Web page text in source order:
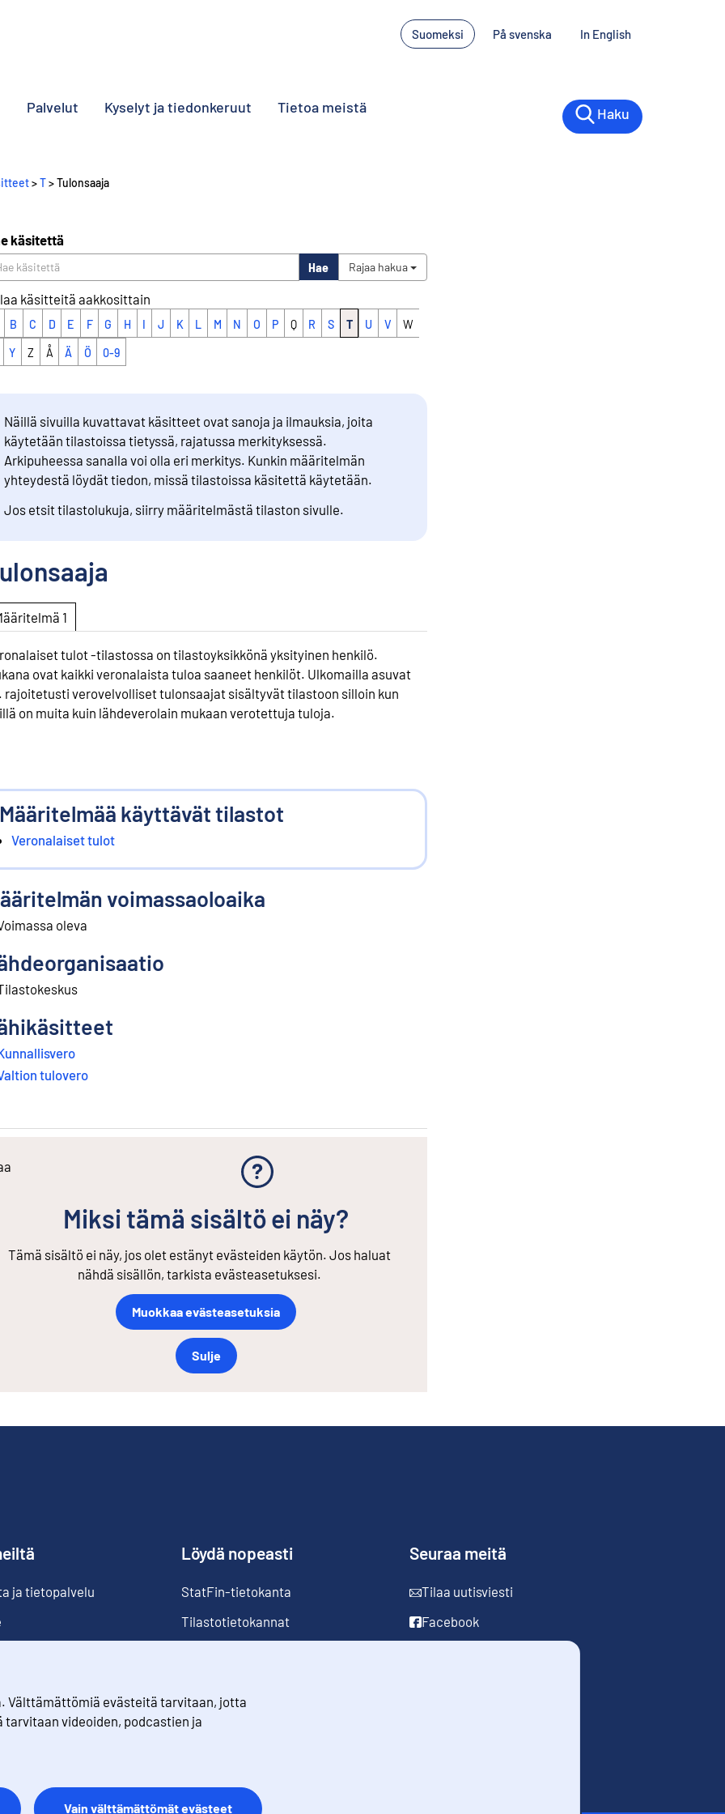
Välttämättömiä evästeitä tarvitaan, jotta
videoiden, podcastien ja
Vain välttämättömät evästeet
Suomeksi På svenska In English
Palvelut Kyselyt ja tiedonkeruut Tietoa meistä Haku
>T> Tulonsaaja
käsitettä
Hae Rajaa hakua
käsitteitä aakkosittain
B C D E F G H I J K L M N O P Q R S T U V W
Y Z Å Ä Ö 0-9
Näillä sivuilla kuvattavat käsitteet ovat sanoja ja ilmauksia, joita
käytetään tilastoissa tietyssä, rajatussa merkityksessä.
Arkipuheessa sanalla voi olla eri merkitys. Kunkin määritelmän
yhteydestä löydät tiedon, missä tilastoissa käsitettä käytetään.
Jos etsit tilastolukuja, siirry määritelmästä tilaston sivulle.
Määritelmä 1
tulot -tilastossa on tilastoyksikkönä yksityinen henkilö.
ovat kaikki veronalaista tuloa saaneet henkilöt. Ulkomailla asuvat
rajoitetusti verovelvolliset tulonsaajat sisältyvät tilastoon silloin kun
on muita kuin lähdeverolain mukaan verotettuja tuloja.
Määritelmää käyttävät tilastot
Veronalaiset tulot
voimassaoloaika
oleva
tulovero
Miksi tämä sisältö ei näy?
Tämä sisältö ei näy, jos olet estänyt evästeiden käytön. Jos haluat
nähdä sisällön, tarkista evästeasetuksesi.
Muokkaa evästeasetuksia
Sulje
ja tietopalvelu
Löydä nopeasti
StatFin-tietokanta
Tilastotietokannat
Rahanarvonmuunnin
Seuraa meitä
Tilaa uutisviesti
Facebook